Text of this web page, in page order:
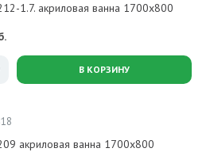
1.7. акриловая ванна 1700x800
В КОРЗИНУ
акриловая ванна 1700x800